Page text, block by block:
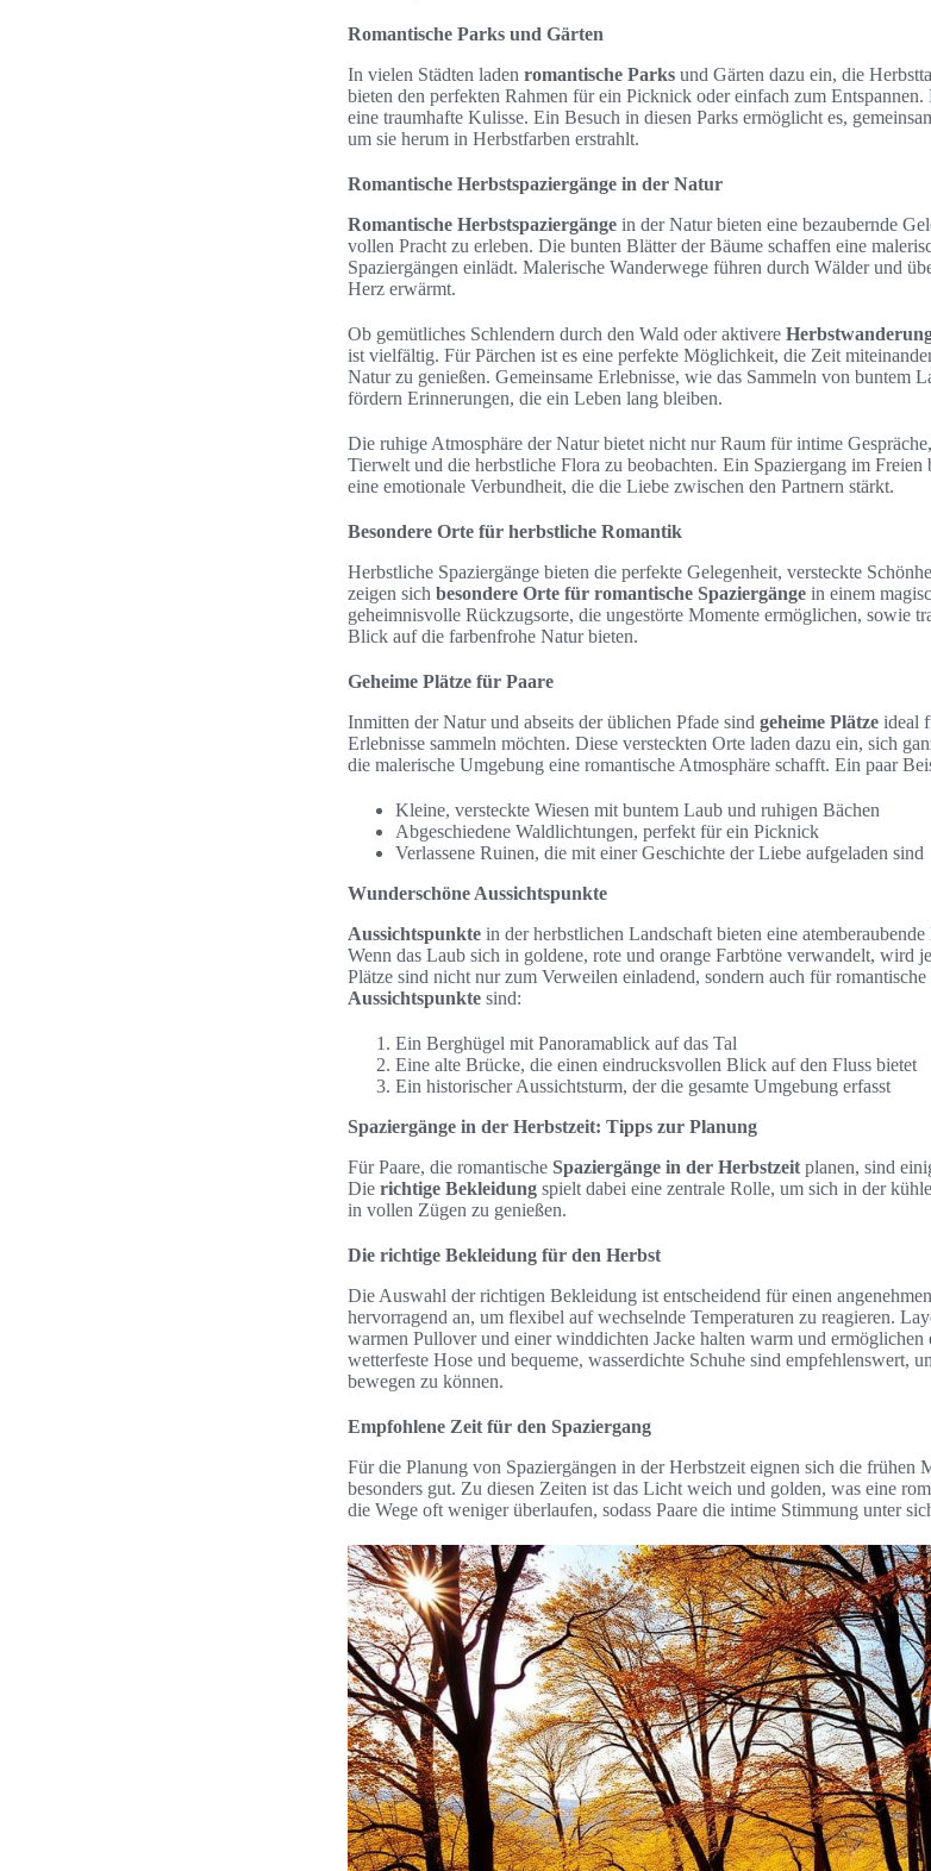
Romantische Parks und Gärten
In vielen Städten laden romantische Parks und Gärten dazu ein, die
bieten den perfekten Rahmen für ein Picknick oder einfach zum
eine traumhafte Kulisse. Ein Besuch in diesen Parks ermöglicht es,
um sie herum in Herbstfarben erstrahlt.
Romantische Herbstspaziergänge in der Natur
Romantische Herbstspaziergänge in der Natur bieten eine bezaubernde
vollen Pracht zu erleben. Die bunten Blätter der Bäume schaffen eine
Spaziergängen einlädt. Malerische Wanderwege führen durch Wälder und
Herz erwärmt.
Ob gemütliches Schlendern durch den Wald oder aktivere
ist vielfältig. Für Pärchen ist es eine perfekte Möglichkeit, die Zeit
Natur zu genießen. Gemeinsame Erlebnisse, wie das Sammeln von buntem
fördern Erinnerungen, die ein Leben lang bleiben.
Die ruhige Atmosphäre der Natur bietet nicht nur Raum für intime
Tierwelt und die herbstliche Flora zu beobachten. Ein Spaziergang im
eine emotionale Verbundheit, die die Liebe zwischen den Partnern stärkt.
Besondere Orte für herbstliche Romantik
Herbstliche Spaziergänge bieten die perfekte Gelegenheit, versteckte
zeigen sich besondere Orte für romantische Spaziergänge in einem
geheimnisvolle Rückzugsorte, die ungestörte Momente ermöglichen, sowie
Blick auf die farbenfrohe Natur bieten.
Geheime Plätze für Paare
Inmitten der Natur und abseits der üblichen Pfade sind geheime Plätze ideal
Erlebnisse sammeln möchten. Diese versteckten Orte laden dazu ein, sich
die malerische Umgebung eine romantische Atmosphäre schafft. Ein paar
Kleine, versteckte Wiesen mit buntem Laub und ruhigen Bächen
Abgeschiedene Waldlichtungen, perfekt für ein Picknick
Verlassene Ruinen, die mit einer Geschichte der Liebe aufgeladen sind
Wunderschöne Aussichtspunkte
Aussichtspunkte in der herbstlichen Landschaft bieten eine
Wenn das Laub sich in goldene, rote und orange Farbtöne verwandelt, wird
Plätze sind nicht nur zum Verweilen einladend, sondern auch für
Aussichtspunkte sind:
Ein Berghügel mit Panoramablick auf das Tal
Eine alte Brücke, die einen eindrucksvollen Blick auf den Fluss bietet
Ein historischer Aussichtsturm, der die gesamte Umgebung erfasst
Spaziergänge in der Herbstzeit: Tipps zur Planung
Für Paare, die romantische Spaziergänge in der Herbstzeit planen, sind
Die richtige Bekleidung spielt dabei eine zentrale Rolle, um sich in der
in vollen Zügen zu genießen.
Die richtige Bekleidung für den Herbst
Die Auswahl der richtigen Bekleidung ist entscheidend für einen
hervorragend an, um flexibel auf wechselnde Temperaturen zu reagieren.
warmen Pullover und einer winddichten Jacke halten warm und
wetterfeste Hose und bequeme, wasserdichte Schuhe sind empfehlenswert,
bewegen zu können.
Empfohlene Zeit für den Spaziergang
Für die Planung von Spaziergängen in der Herbstzeit eignen sich die frühen
besonders gut. Zu diesen Zeiten ist das Licht weich und golden, was eine
die Wege oft weniger überlaufen, sodass Paare die intime Stimmung unter